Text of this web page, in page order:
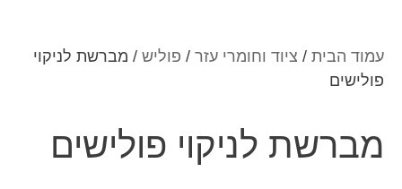
עמוד הבית / ציוד וחומרי עזר / פוליש / מברשת לניקוי
פולישים
מברשת לניקוי פולישים